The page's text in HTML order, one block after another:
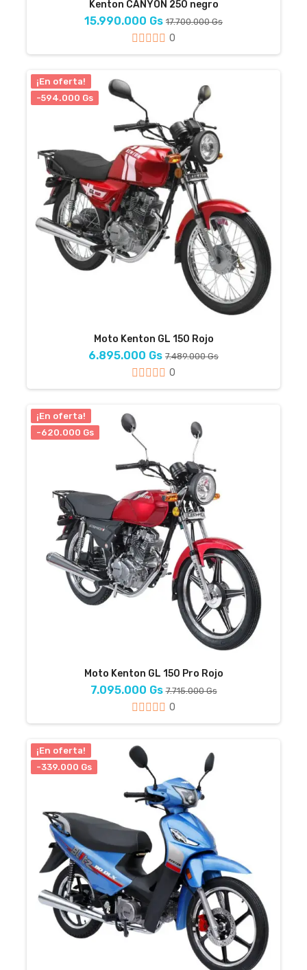
Kenton CANYON 250 negro
15.990.000 Gs 17.700.000 Gs
0
¡En oferta!
-594.000 Gs
Moto Kenton GL 150 Rojo
6.895.000 Gs 7.489.000 Gs
0
¡En oferta!
-620.000 Gs
Moto Kenton GL 150 Pro Rojo
7.095.000 Gs7.715.000 Gs
0
¡En oferta!
-339.000 Gs